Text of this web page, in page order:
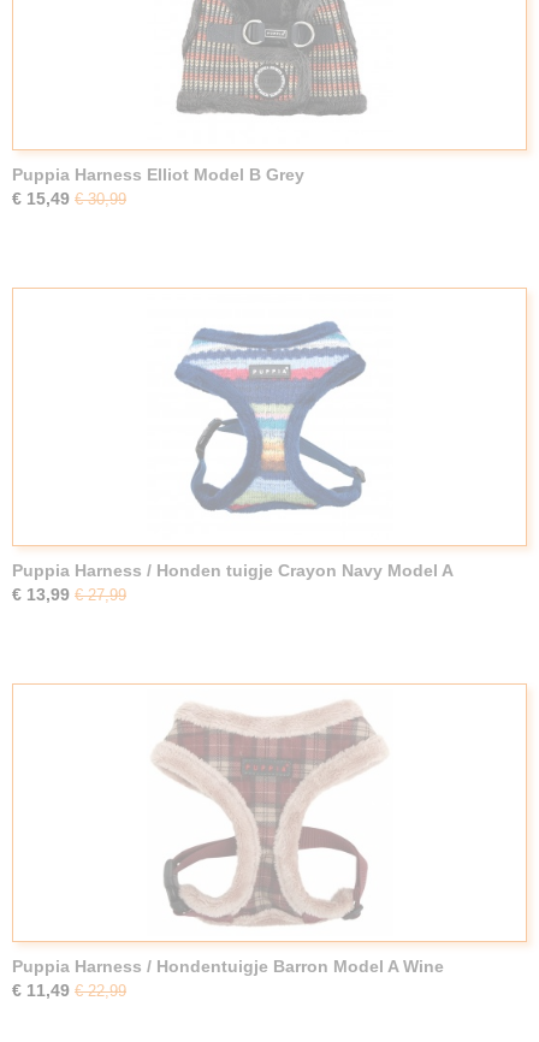
Puppia Harness Elliot Model B Grey
€ 15,49 € 30,99
Puppia Harness / Honden tuigje Crayon Navy Model A
€ 13,99 € 27,99
Puppia Harness / Hondentuigje Barron Model A Wine
€ 11,49 € 22,99